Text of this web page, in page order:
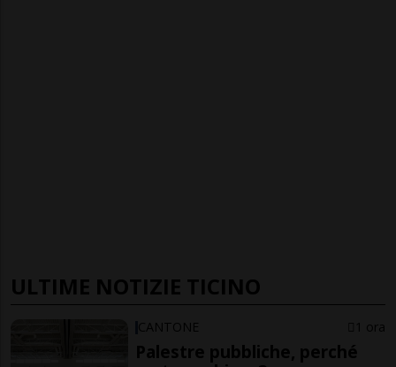
ULTIME NOTIZIE TICINO
CANTONE 1 ora
Palestre pubbliche, perché